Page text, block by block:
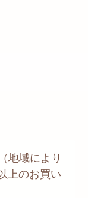
地域により
上のお買い